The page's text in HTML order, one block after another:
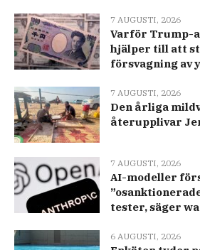
7 AUGUSTI, 2026
Varför Trump-
hjälper till att
försvagning av
7 AUGUSTI, 2026
Den årliga
återupplivar
7 AUGUSTI, 2026
AI-modeller
tester, säger
6 AUGUSTI, 2026